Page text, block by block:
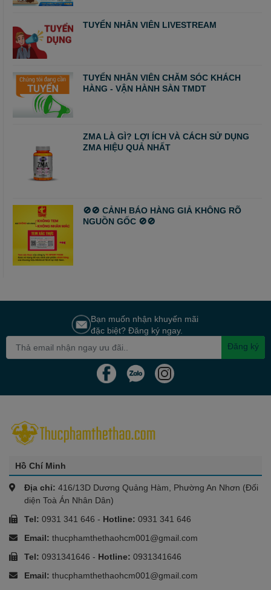
TUYỂN NHÂN VIÊN LIVESTREAM
TUYỂN NHÂN VIÊN CHĂM SÓC KHÁCH
HÀNG - VẬN HÀNH SÀN TMDT
ZMA LÀ GÌ? LỢI ÍCH VÀ CÁCH SỬ DỤNG
ZMA HIỆU QUẢ NHẤT
🚫🚫 CẢNH BÁO HÀNG GIẢ KHÔNG RÕ
NGUỒN GỐC 🚫🚫
Bạn muốn nhận khuyến mãi
đặc biệt? Đăng ký ngay.
Đăng ký
Hồ Chí Minh
Địa chỉ: 416/13D Dương Quảng Hàm, Phường An Nhơn (Đối
diện Toà Án Nhân Dân)
Tel: 0931 341 646 - Hotline: 0931 341 646
Email: thucphamthethaohcm001@gmail.com
Tel: 0931341646 - Hotline: 0931341646
Email: thucphamthethaohcm001@gmail.com